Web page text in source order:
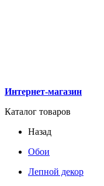
Интернет-магазин
Каталог товаров
Назад
Обои
Лепной декор